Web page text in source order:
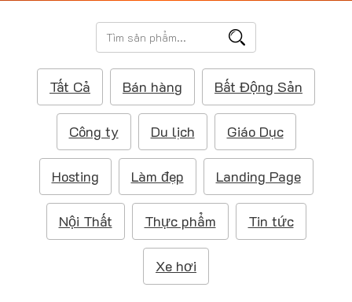
n
u
T
ì
m
i
ế
m
Tất Cả Bán hàng Bất Động Sản
Công ty Du lịch Giáo Dục
Hosting Làm đẹp Landing Page
Nội Thất Thực phẩm Tin tức
Xe hơi